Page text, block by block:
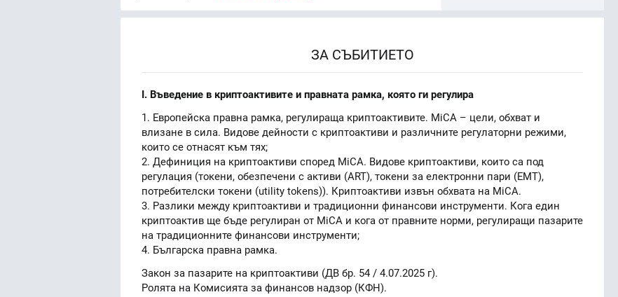
ЗА СЪБИТИЕТО
I. Въведение в криптоактивите и правната рамка, която ги регулира
1. Европейска правна рамка, регулираща криптоактивите. MiCA – цели, обхват и
влизане в сила. Видове дейности с криптоактиви и различните регулаторни режими,
които се отнасят към тях;
2. Дефиниция на криптоактиви според MiCA. Видове криптоактиви, които са под
регулация (токени, обезпечени с активи (ART), токени за електронни пари (EMT),
потребителски токени (utility tokens)). Криптоактиви извън обхвата на MiCA.
3. Разлики между криптоактиви и традиционни финансови инструменти. Кога един
криптоактив ще бъде регулиран от MiCA и кога от правните норми, регулиращи пазарите
на традиционните финансови инструменти;
4. Българска правна рамка.
Закон за пазарите на криптоактиви (ДВ бр. 54 / 4.07.2025 г).
Ролята на Комисията за финансов надзор (КФН).